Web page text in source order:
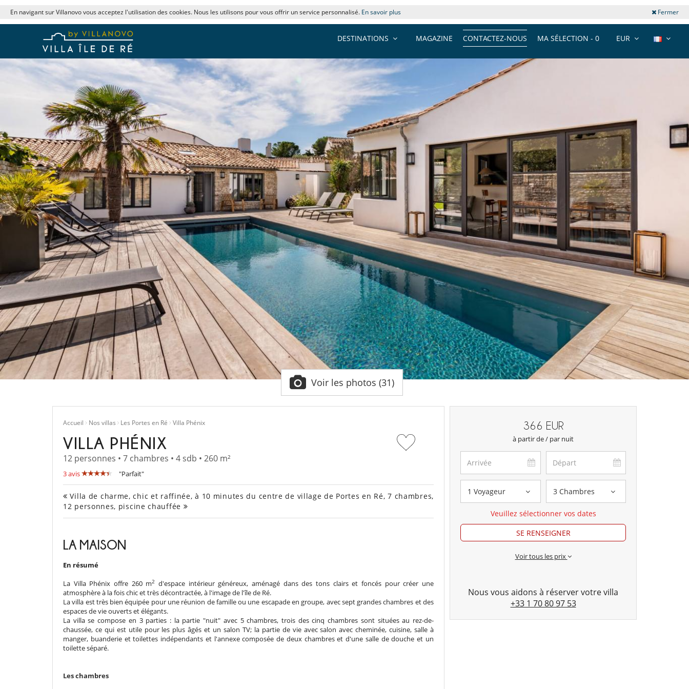
En navigant sur Villanovo vous acceptez l'utilisation des cookies. Nous les utilisons pour vous offrir un service personnalisé. En savoir plus Fermer
EUR
MA SÉLECTION - 0
CONTACTEZ-NOUS
MAGAZINE
DESTINATIONS
Voir les photos (31)
Accueil Nos villas Les Portes en Ré Villa Phénix
VILLA PHÉNIX
12 personnes • 7 chambres • 4 sdb • 260 m²
3 avis "Parfait"
Villa de charme, chic et raffinée, à 10 minutes du centre de village de Portes en Ré, 7 chambres,
12 personnes, piscine chauffée
LA MAISON
En résumé
La Villa Phénix offre 260 m2 d'espace intérieur généreux, aménagé dans des tons clairs et foncés pour créer une
atmosphère à la fois chic et très décontractée, à l'image de l'île de Ré.
La villa est très bien équipée pour une réunion de famille ou une escapade en groupe, avec sept grandes chambres et des
espaces de vie ouverts et élégants.
La villa se compose en 3 parties : la partie "nuit" avec 5 chambres, trois des cinq chambres sont situées au rez-de-
chaussée, ce qui est utile pour les plus âgés et un salon TV; la partie de vie avec salon avec cheminée, cuisine, salle à
manger, buanderie et toilettes indépendants et l'annexe composée de deux chambres et d'une salle de douche et un
toilette séparé.
Les chambres
366 EUR
à partir de / par nuit
1 Voyageur 3 Chambres
Veuillez sélectionner vos dates
SE RENSEIGNER
Voir tous les prix
Nous vous aidons à réserver votre villa
+33 1 70 80 97 53